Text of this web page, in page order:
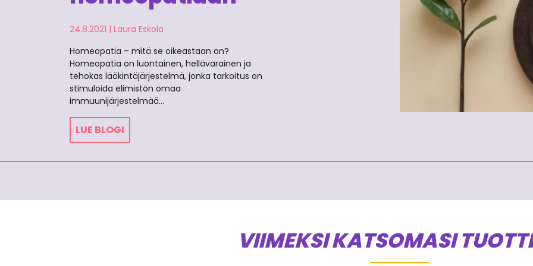
24.8.2021 | Laura Eskola
Homeopatia – mitä se oikeastaan on?
Homeopatia on luontainen, hellävarainen ja
tehokas lääkintäjärjestelmä, jonka tarkoitus on
stimuloida elimistön omaa
immuunijärjestelmää…
LUE BLOGI
VIIMEKSI KATSOMASI